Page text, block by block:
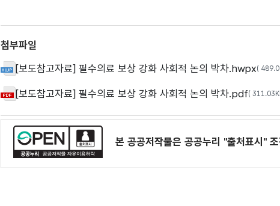
첨부파일
[보도참고자료] 필수의료 보상 강화 사회적 논의 박차.hwpx(
[보도참고자료] 필수의료 보상 강화 사회적 논의 박차.pdf(
본 공공저작물은 공공누리 "출처표시"